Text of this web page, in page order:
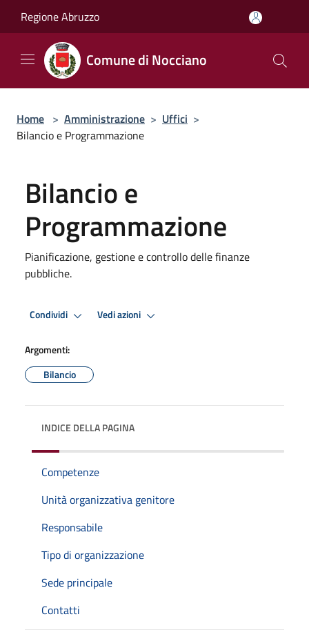
Regione Abruzzo
Comune di Nocciano
Home > Amministrazione > Uffici >
Bilancio e Programmazione
Bilancio e
Programmazione
Pianificazione, gestione e controllo delle finanze
pubbliche.
Condividi Vedi azioni
Argomenti:
Bilancio
INDICE DELLA PAGINA
Competenze
Unità organizzativa genitore
Responsabile
Tipo di organizzazione
Sede principale
Contatti